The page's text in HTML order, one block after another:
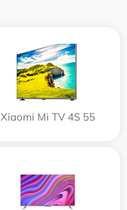
Xiaomi Mi TV 4S 55